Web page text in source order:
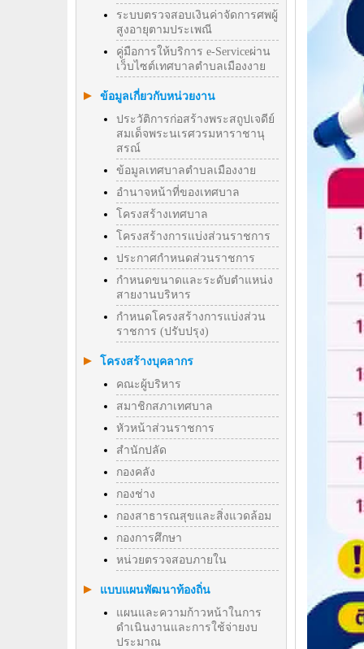
ระบบตรวจสอบเงินค่าจัดการศพผู้
สูงอายุตามประเพณี
คู่มือการให้บริการ e-Serviceผ่าน
เว็บไซต์เทศบาลตำบลเมืองงาย
ข้อมูลเกี่ยวกับหน่วยงาน
ประวัติการก่อสร้างพระสถูปเจดีย์
สมเด็จพระนเรศวรมหาราชานุ
สรณ์
ข้อมูลเทศบาลตำบลเมืองงาย
อำนาจหน้าที่ของเทศบาล
โครงสร้างเทศบาล
โครงสร้างการแบ่งส่วนราชการ
ประกาศกำหนดส่วนราชการ
กำหนดขนาดและระดับตำแหน่ง
สายงานบริหาร
กำหนดโครงสร้างการแบ่งส่วน
ราชการ (ปรับปรุง)
โครงสร้างบุคลากร
คณะผู้บริหาร
สมาชิกสภาเทศบาล
หัวหน้าส่วนราชการ
สำนักปลัด
กองคลัง
กองช่าง
กองสาธารณสุขและสิ่งแวดล้อม
กองการศึกษา
หน่วยตรวจสอบภายใน
แบบแผนพัฒนาท้องถิ่น
แผนและความก้าวหน้าในการ
ดำเนินงานและการใช้จ่ายงบ
ประมาณ